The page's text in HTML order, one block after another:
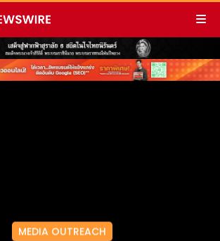
MEDIA OUTREACH